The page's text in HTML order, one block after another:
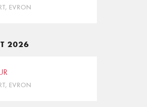
EVRON
2026
EVRON